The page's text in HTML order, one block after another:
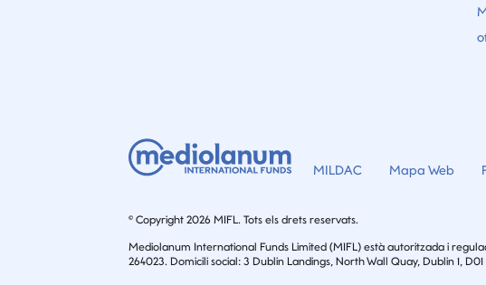
MILDAC Mapa Web
© Copyright 2026 MIFL. Tots els drets reservats.
Mediolanum International Funds Limited (MIFL) està autoritzada i
264023. Domicili social: 3 Dublin Landings, North Wall Quay, Dublin 1,